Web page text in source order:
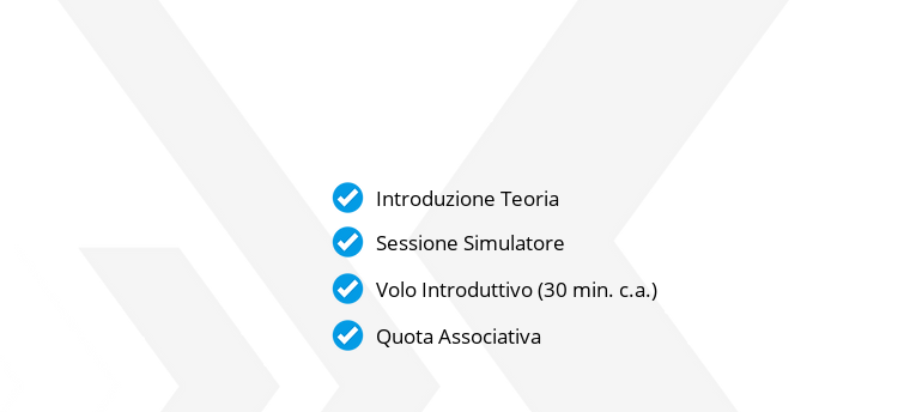
Introduzione Teoria
Sessione Simulatore
Volo Introduttivo (30 min. c.a.)
Quota Associativa